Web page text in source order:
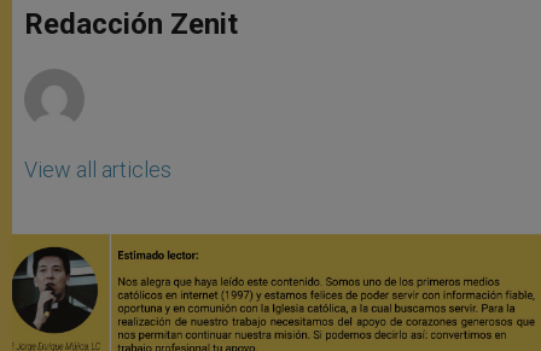
p
p
g
e
o
k
r
Redacción Zenit
View all articles